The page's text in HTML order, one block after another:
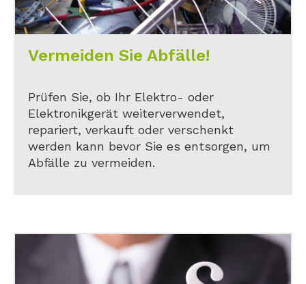
Vermeiden Sie Abfälle!
Prüfen Sie, ob Ihr Elektro- oder
Elektronikgerät weiterverwendet,
repariert, verkauft oder verschenkt
werden kann bevor Sie es entsorgen, um
Abfälle zu vermeiden.